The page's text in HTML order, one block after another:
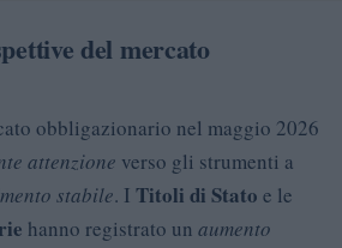
del mercato
obbligazionario nel maggio 2026
attenzione verso gli strumenti a
stabile. I Titoli di Stato e le
hanno registrato un aumento